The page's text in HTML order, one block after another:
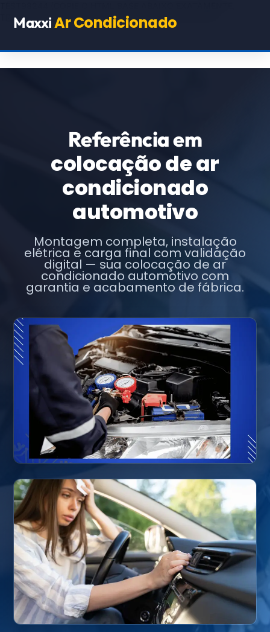
TROCANDO APENAS OS TEXTOS E URLs INDICADOS)
MaxxiAr Condicionado
Referência em
colocação de ar
condicionado
automotivo
Montagem completa, instalação
elétrica e carga final com validação
digital — sua colocação de ar
condicionado automotivo com
garantia e acabamento de fábrica.